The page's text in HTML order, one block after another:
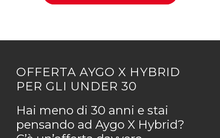
OFFERTA AYGO X HYBRID
PER GLI UNDER 30
Hai meno di 30 anni e stai
pensando ad Aygo X Hybrid?